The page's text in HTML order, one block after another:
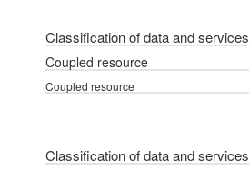
Classification of data and services
Coupled resource
Coupled resource
Classification of data and services